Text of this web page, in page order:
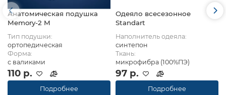
Анатомическая подушка
Memory-2 M
Тип подушки:
ортопедическая
Форма:
с валиками
110 р.
Подробнее
Одеяло всесезонное
Standart
Наполнитель одеяла:
синтепон
Ткань:
микрофибра (100%ПЭ)
97 р.
Подробнее